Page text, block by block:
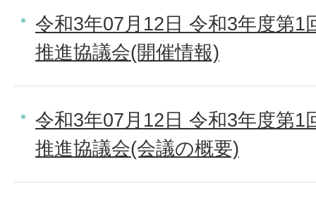
令和3年07月12日 令和3年度第
推進協議会(開催情報)
令和3年07月12日 令和3年度第
推進協議会(会議の概要)